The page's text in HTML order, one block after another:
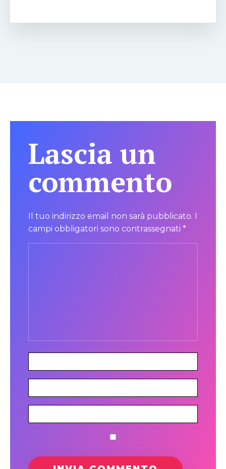
Lascia un
commento
Il tuo indirizzo email non sarà pubblicato. I
campi obbligatori sono contrassegnati *